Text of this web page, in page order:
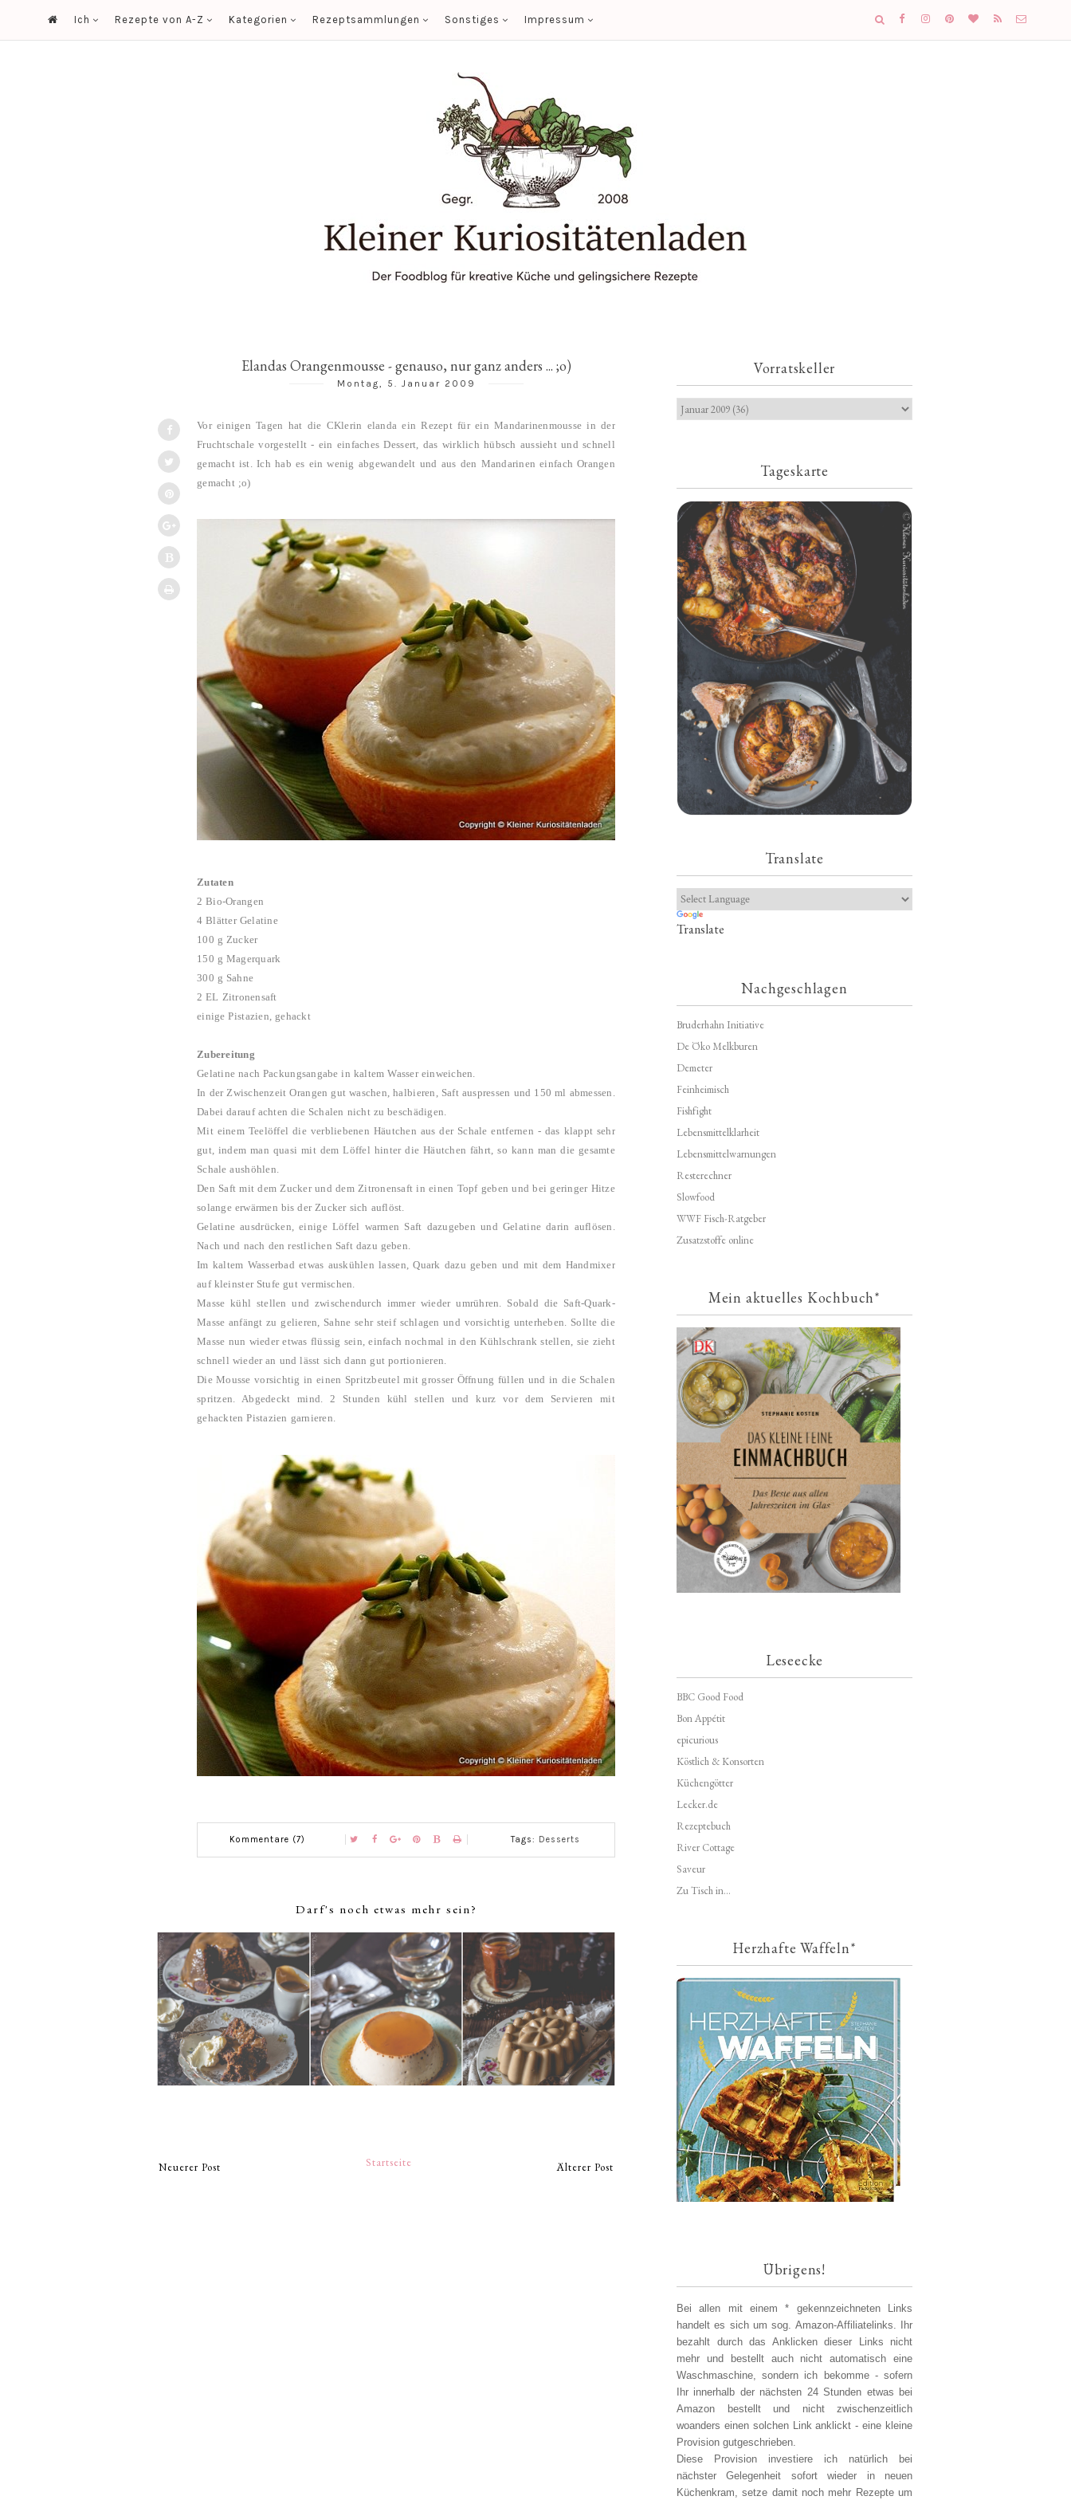
Ich Rezepte von A-Z Kategorien Rezeptsammlungen Sonstiges Impressum
Elandas Orangenmousse - genauso, nur ganz anders ... ;o)
Montag, 5. Januar 2009
Vor einigen Tagen hat die CKlerin elanda ein Rezept für ein Mandarinenmousse in der
Fruchtschale vorgestellt - ein einfaches Dessert, das wirklich hübsch aussieht und schnell
gemacht ist.Ich hab es ein wenig abgewandelt und aus den Mandarinen einfach Orangen
gemacht ;o)
Zutaten
2 Bio-Orangen
4 Blätter Gelatine
100 g Zucker
150 g Magerquark
300 g Sahne
2 EL Zitronensaft
einige Pistazien, gehackt
Zubereitung
Gelatine nach Packungsangabe in kaltem Wasser einweichen.
In der Zwischenzeit Orangen gut waschen, halbieren, Saft auspressen und 150 ml abmessen.
Dabei darauf achten die Schalen nicht zu beschädigen.
Mit einem Teelöffel die verbliebenen Häutchen aus der Schale entfernen - das klappt sehr
gut, indem man quasi mit dem Löffel hinter die Häutchen fährt, so kann man die gesamte
Schale aushöhlen.
Den Saft mit dem Zucker und dem Zitronensaft in einen Topf geben und bei geringer Hitze
solange erwärmen bis der Zucker sich auflöst.
Gelatine ausdrücken, einige Löffel warmen Saft dazugeben und Gelatine darin auflösen.
Nach und nach den restlichen Saft dazu geben.
Im kaltem Wasserbad etwas auskühlen lassen, Quark dazu geben und mit dem Handmixer
auf kleinster Stufe gut vermischen.
Masse kühl stellen und zwischendurch immer wieder umrühren. Sobald die Saft-Quark-
Masse anfängt zu gelieren, Sahne sehr steif schlagen und vorsichtig unterheben. Sollte die
Masse nun wieder etwas flüssig sein, einfach nochmal in den Kühlschrank stellen, sie zieht
schnell wieder an und lässt sich dann gut portionieren.
Die Mousse vorsichtig in einen Spritzbeutel mit grosser Öffnung füllen und in die Schalen
spritzen. Abgedeckt mind. 2 Stunden kühl stellen und kurz vor dem Servieren mit
gehackten Pistazien garnieren.
Kommentare (7) Tags: Desserts
Darf's noch etwas mehr sein?
Neuerer Post Älterer Post
Startseite
Vorratskeller
Tageskarte
Geschmorte Hähnchenschenkel auf
Paprikakraut und kleinen Kartoffeln
Translate
Translate
Nachgeschlagen
Bruderhahn Initiative
De Öko Melkburen
Demeter
Feinheimisch
Fishfight
Lebensmittelklarheit
Lebensmittelwarnungen
Resterechner
Slowfood
WWF Fisch-Ratgeber
Zusatzstoffe online
Mein aktuelles Kochbuch*
Leseecke
BBC Good Food
Bon Appétit
epicurious
Köstlich & Konsorten
Küchengötter
Lecker.de
Rezeptebuch
River Cottage
Saveur
Zu Tisch in...
Herzhafte Waffeln*
Übrigens!
Bei allen mit einem * gekennzeichneten Links
handelt es sich um sog. Amazon-Affiliatelinks. Ihr
bezahlt durch das Anklicken dieser Links nicht
mehr und bestellt auch nicht automatisch eine
Waschmaschine, sondern ich bekomme - sofern
Ihr innerhalb der nächsten 24 Stunden etwas bei
Amazon bestellt und nicht zwischenzeitlich
woanders einen solchen Link anklickt - eine kleine
Provision gutgeschrieben.
Diese Provision investiere ich natürlich bei
nächster Gelegenheit sofort wieder in neuen
Küchenkram, setze damit noch mehr Rezepte um